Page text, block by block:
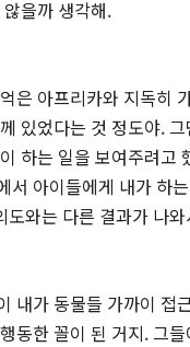
을까 생각해.
은 아프리카와 지독히
있었다는 것 정도야.
하는 일을 보여주려고
서 아이들에게 내가 하
도와는 다른 결과가 나
내가 동물들 가까이 접
동한 꼴이 된 거지. 그